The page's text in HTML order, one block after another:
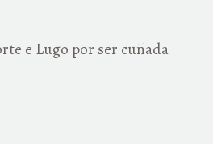
e Lugo por ser cuñada